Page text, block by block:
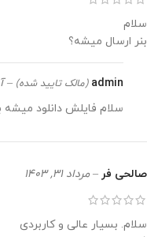
سلام
بنر ارسال میشه؟
admin (مالک تایید شده) –
سلام فایلش دانلود میشه
صالحی فر – مرداد 31, 1403
سلام. بسیار عالی و کاربردی